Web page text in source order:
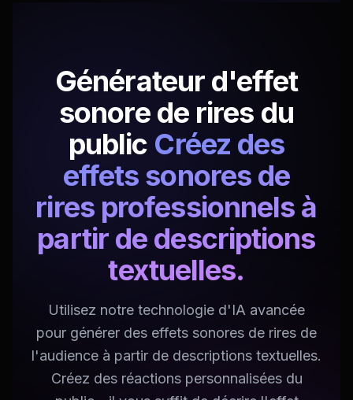
Générateur d'effet
sonore de rires du
public Créez des
effets sonores de
rires professionnels à
partir de descriptions
textuelles.
Utilisez notre technologie d'IA avancée
pour générer des effets sonores de rires de
l'audience à partir de descriptions textuelles.
Créez des réactions personnalisées du